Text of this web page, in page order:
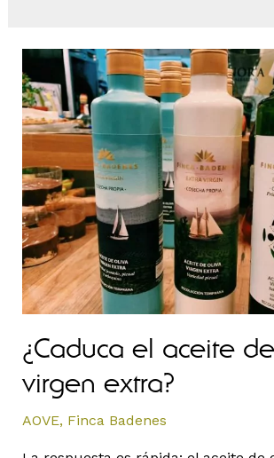
¿Caduca el aceite
virgen extra?
AOVE, Finca Badenes